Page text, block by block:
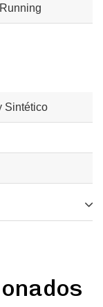
Running
Sintético